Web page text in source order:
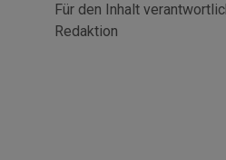
Für den Inhalt
Redaktion